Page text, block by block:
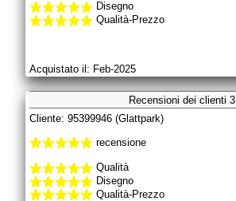
Disegno
Qualità-Prezzo
Acquistato il: Feb-2025
Recensioni dei clienti 3
Cliente: 95399946 (Glattpark)
recensione
Qualità
Disegno
Qualità-Prezzo